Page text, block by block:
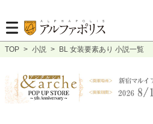
TOP > 小説 > BL 女装要素あり 小説一覧